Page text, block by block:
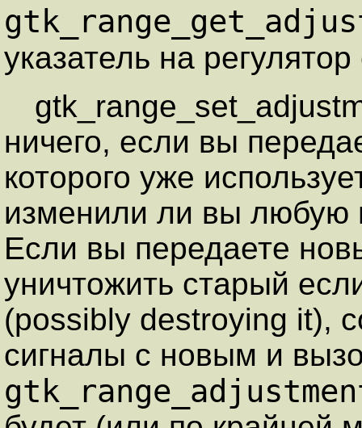
указатель на
ничего, если вы
которого уже
изменили ли вы любую
Если вы передаете
уничтожить старый
(possibly destroying it),
сигналы с новым и